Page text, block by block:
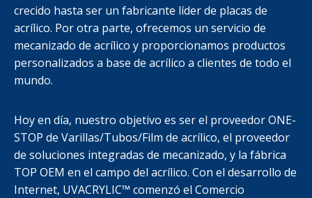
crecido hasta ser un fabricante líder de placas de
acrílico. Por otra parte, ofrecemos un servicio de
mecanizado de acrílico y proporcionamos productos
personalizados a base de acrílico a clientes de todo el
mundo.
Hoy en día, nuestro objetivo es ser el proveedor ONE-
STOP de Varillas/Tubos/Film de acrílico, el proveedor
de soluciones integradas de mecanizado, y la fábrica
TOP OEM en el campo del acrílico. Con el desarrollo de
Internet, UVACRYLIC™ comenzó el Comercio